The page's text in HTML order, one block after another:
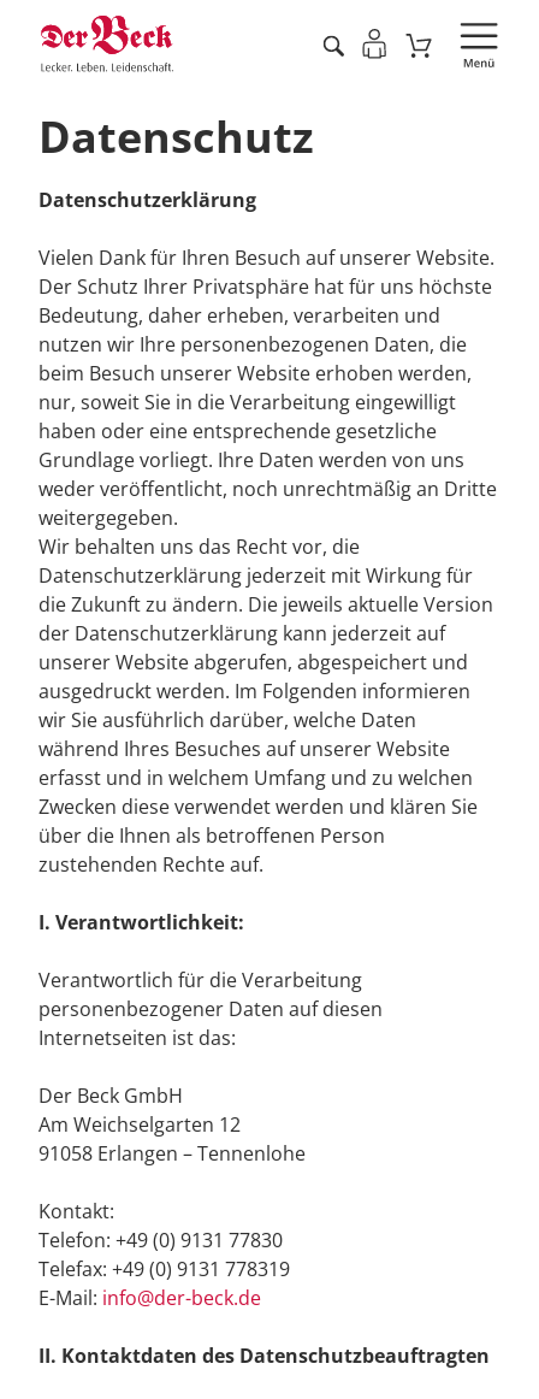
Datenschutz
Datenschutzerklärung
Vielen Dank für Ihren Besuch auf unserer Website.
Der Schutz Ihrer Privatsphäre hat für uns höchste
Bedeutung, daher erheben, verarbeiten und
nutzen wir Ihre personenbezogenen Daten, die
beim Besuch unserer Website erhoben werden,
nur, soweit Sie in die Verarbeitung eingewilligt
haben oder eine entsprechende gesetzliche
Grundlage vorliegt. Ihre Daten werden von uns
weder veröffentlicht, noch unrechtmäßig an Dritte
weitergegeben.
Wir behalten uns das Recht vor, die
Datenschutzerklärung jederzeit mit Wirkung für
die Zukunft zu ändern. Die jeweils aktuelle Version
der Datenschutzerklärung kann jederzeit auf
unserer Website abgerufen, abgespeichert und
ausgedruckt werden. Im Folgenden informieren
wir Sie ausführlich darüber, welche Daten
während Ihres Besuches auf unserer Website
erfasst und in welchem Umfang und zu welchen
Zwecken diese verwendet werden und klären Sie
über die Ihnen als betroffenen Person
zustehenden Rechte auf.
I. Verantwortlichkeit:
Verantwortlich für die Verarbeitung
personenbezogener Daten auf diesen
Internetseiten ist das:
Der Beck GmbH
Am Weichselgarten 12
91058 Erlangen – Tennenlohe
Kontakt:
Telefon: +49 (0) 9131 77830
Telefax: +49 (0) 9131 778319
E-Mail: info@der-beck.de
II. Kontaktdaten des Datenschutzbeauftragten